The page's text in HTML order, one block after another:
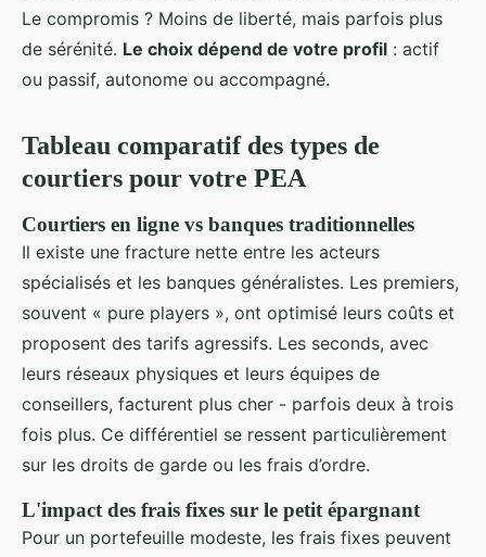
Le compromis ? Moins de liberté, mais parfois plus
de sérénité. Le choix dépend de votre profil : actif
ou passif, autonome ou accompagné.
Tableau comparatif des types de
courtiers pour votre PEA
Courtiers en ligne vs banques traditionnelles
Il existe une fracture nette entre les acteurs
spécialisés et les banques généralistes. Les premiers,
souvent « pure players », ont optimisé leurs coûts et
proposent des tarifs agressifs. Les seconds, avec
leurs réseaux physiques et leurs équipes de
conseillers, facturent plus cher - parfois deux à trois
fois plus. Ce différentiel se ressent particulièrement
sur les droits de garde ou les frais d’ordre.
L'impact des frais fixes sur le petit épargnant
Pour un portefeuille modeste, les frais fixes peuvent